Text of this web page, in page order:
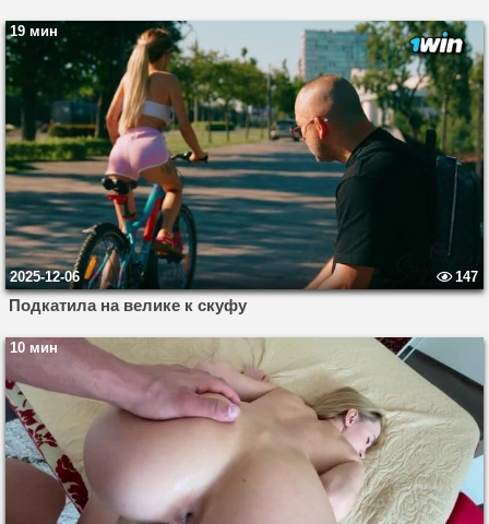
19 мин
2025-12-06 147
Подкатила на велике к скуфу
10 мин